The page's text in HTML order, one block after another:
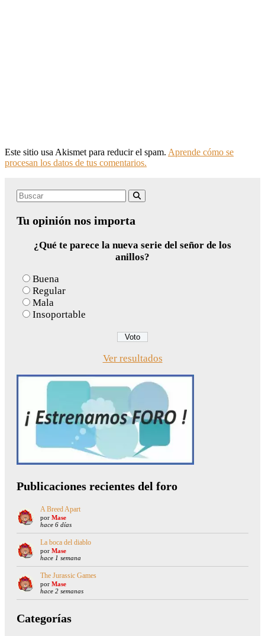
Este sitio usa Akismet para reducir el spam. Aprende cómo se
procesan los datos de tus comentarios.
Search
Tu opinión nos importa
¿Qué te parece la nueva serie del señor de los
anillos?
Buena
Regular
Mala
Insoportable
Ver resultados
Publicaciones recientes del foro
A Breed Apart
por Mase
hace 6 días
La boca del diablo
por Mase
hace 1 semana
The Jurassic Games
por Mase
hace 2 semanas
Categorías